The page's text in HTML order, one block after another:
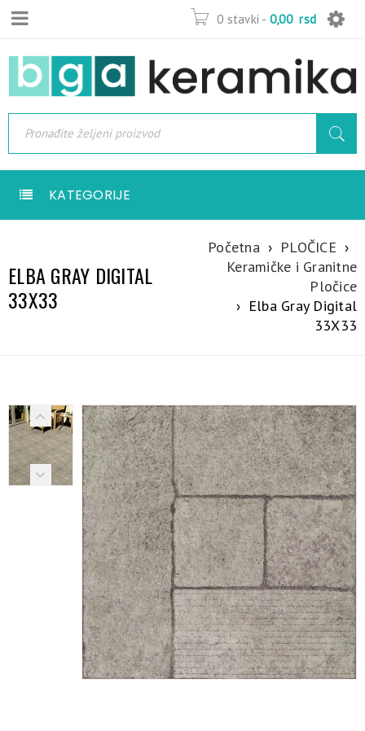
0 stavki - 0,00 rsd
KATEGORIJE
ELBA GRAY DIGITAL
33X33
Početna › PLOČICE ›
Keramičke i Granitne
Pločice
› Elba Gray Digital
33X33